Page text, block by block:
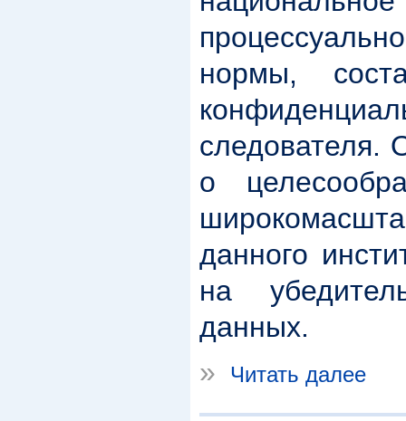
нормы,
следователя.
о
данного
на
данных.
»
Читать далее